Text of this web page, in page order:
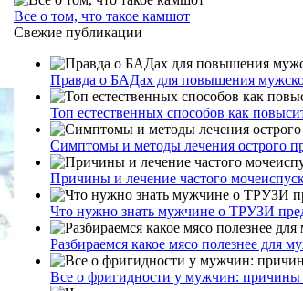
Все о том, что такое камшот
Свежие публикации
Правда о БАДах для повышения
Топ естественных способов как
Симптомы и методы лечения острого
Причины и лечение частого
Что нужно знать мужчине о ТРУЗИ
Разбираемся какое мясо полезнее для
Все о фригидности у мужчин: причины